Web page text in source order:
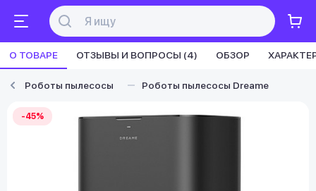
О ТОВАРЕ ОТЗЫВЫ И ВОПРОСЫ (4) ОБЗОР
Роботы пылесосы Роботы пылесосы Dreame
-45%